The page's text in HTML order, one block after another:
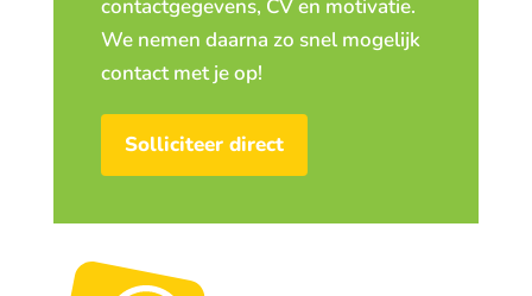
contactgegevens, CV en motivatie.
We nemen daarna zo snel mogelijk
contact met je op!
Solliciteer direct